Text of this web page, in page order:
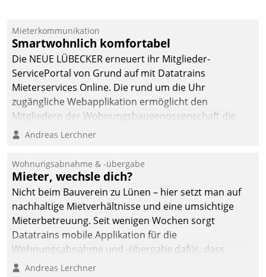
Dialogführung ermöglicht
dem externen
Serviceteam, Anrufe von
Mietenden zügiger und
effizienter zu bearbeiten.
Mieterkommunikation
Smartwohnlich komfortabel
Die NEUE LÜBECKER erneuert ihr Mitglieder-
ServicePortal von Grund auf mit Datatrains
Mieterservices Online. Die rund um die Uhr
zugängliche Webapplikation ermöglicht den
Mitgliedern der Wohnungs­bau­genossenschaft die
Kontaktaufnahme per Smartphone, Tablet oder PC.
Andreas Lerchner
Wohnungsabnahme & -übergabe
Mieter, wechsle dich?
Nicht beim Bauverein zu Lünen – hier setzt man auf
nachhaltige Mietverhältnisse und eine umsichtige
Mieterbetreuung. Seit wenigen Wochen sorgt
Datatrains mobile Applikation für die
Wohnungsabnahme und -übergabe dafür, dass
Mieter wohlgeordnet kommen und, so es sein muss,
Andreas Lerchner